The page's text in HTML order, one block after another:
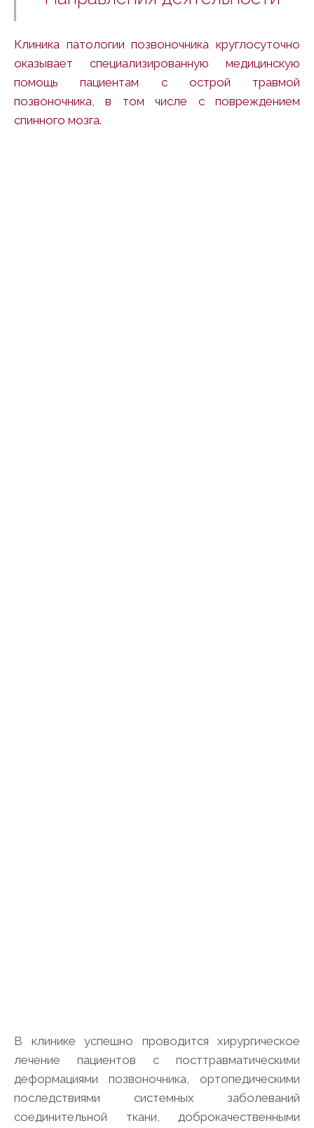
Клиника патологии позвоночника круглосуточно
оказывает специализированную медицинскую
помощь пациентам с острой травмой
позвоночника, в том числе с повреждением
спинного мозга.
В клинике успешно проводится хирургическое
лечение пациентов с посттравматическими
деформациями позвоночника, ортопедическими
последствиями системных заболеваний
соединительной ткани, доброкачественными